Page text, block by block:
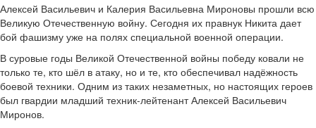
Алексей Васильевич и Калерия Васильевна Мироновы прошли всю
Великую Отечественную войну. Сегодня их правнук Никита дает
бой фашизму уже на полях специальной военной операции.
В суровые годы Великой Отечественной войны победу ковали не
только те, кто шёл в атаку, но и те, кто обеспечивал надёжность
боевой техники. Одним из таких незаметных, но настоящих героев
был гвардии младший техник-лейтенант Алексей Васильевич
Миронов.